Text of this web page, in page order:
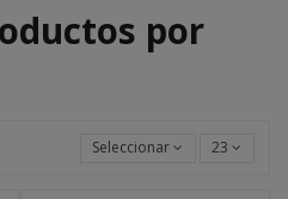
por
Seleccionar 23